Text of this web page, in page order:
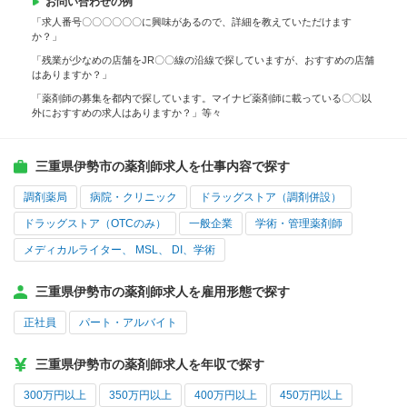
「求人番号〇〇〇〇〇〇に興味があるので、詳細を教えていただけます
か？」
「残業が少なめの店舗をJR〇〇線の沿線で探していますが、おすすめの店舗
はありますか？」
「薬剤師の募集を都内で探しています。マイナビ薬剤師に載っている〇〇以
外におすすめの求人はありますか？」等々
三重県伊勢市の薬剤師求人を仕事内容で探す
調剤薬局 病院・クリニック ドラッグストア（調剤併設）
ドラッグストア（OTCのみ） 一般企業 学術・管理薬剤師
メディカルライター、 MSL、 DI、学術
三重県伊勢市の薬剤師求人を雇用形態で探す
正社員 パート・アルバイト
三重県伊勢市の薬剤師求人を年収で探す
300万円以上 350万円以上 400万円以上 450万円以上